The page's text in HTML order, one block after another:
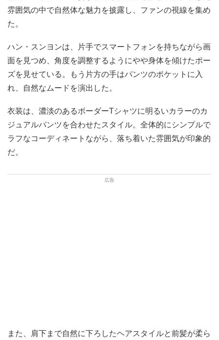
雰囲気の中で自然体な魅力を披露し、ファンの視線を集め
た。
ハン・スンヨンは、片手でスマートフォンを持ちながら画
面を見つめ、角度を調整するようにやや身体を傾けたポー
ズを見せている。もう片方の手はパンツのポケットに入
れ、自然なムードを演出した。
衣装は、濃淡のあるボーダーTシャツに明るいカラーのカ
ジュアルパンツを合わせたスタイル。全体的にシンプルで
ラフなコーディネートながら、落ち着いた雰囲気が印象的
だ。
また、肩下まで自然に下ろしたヘアスタイルと前髪が柔ら